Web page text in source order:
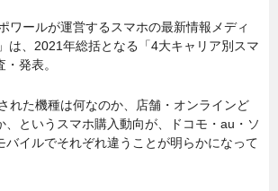
ワールが運営するスマホの最新情報メディ
は、2021年総括となる「4大キャリア別スマ
発表。
れた機種は何なのか、店舗・オンラインど
、というスマホ購入動向が、ドコモ・au・ソ
バイルでそれぞれ違うことが明らかになって